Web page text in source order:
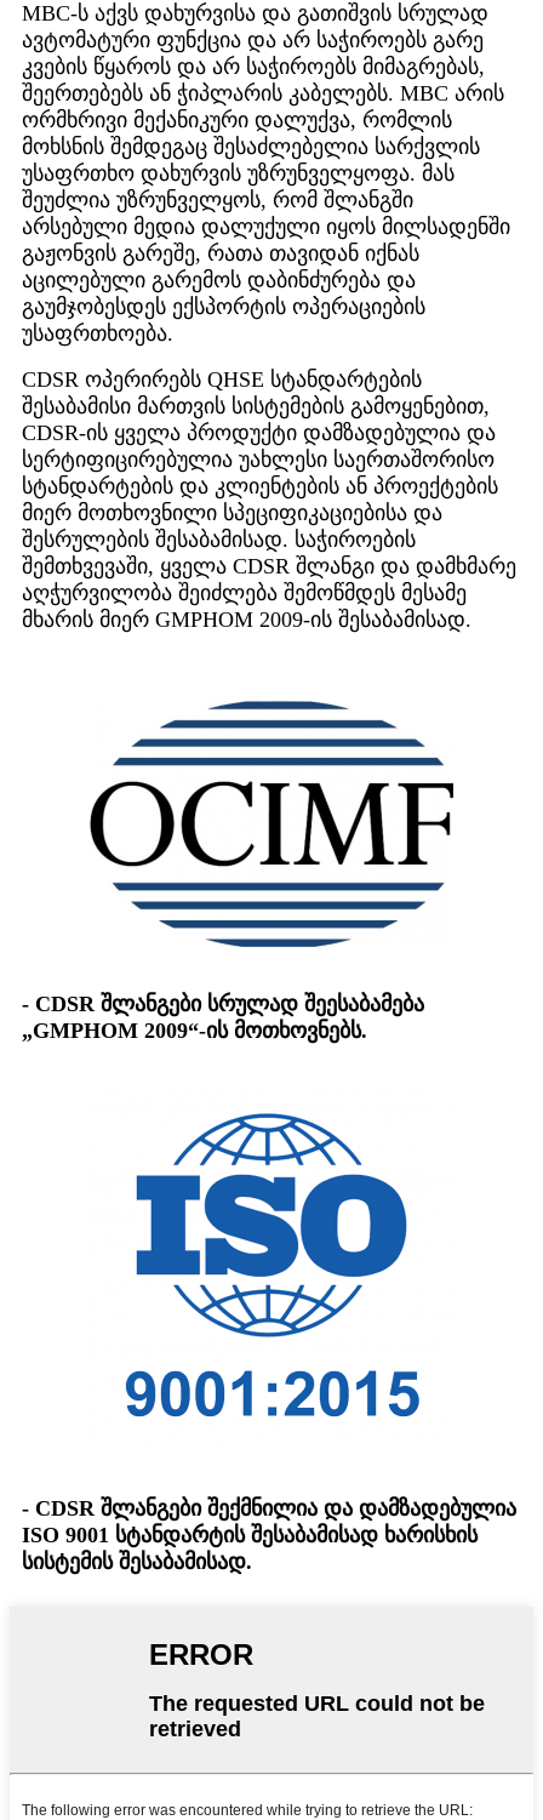
MBC-ს აქვს დახურვისა და გათიშვის სრულად
ავტომატური ფუნქცია და არ საჭიროებს გარე
კვების წყაროს და არ საჭიროებს მიმაგრებას,
შეერთებებს ან ჭიპლარის კაბელებს. MBC არის
ორმხრივი მექანიკური დალუქვა, რომლის
მოხსნის შემდეგაც შესაძლებელია სარქვლის
უსაფრთხო დახურვის უზრუნველყოფა. მას
შეუძლია უზრუნველყოს, რომ შლანგში
არსებული მედია დალუქული იყოს მილსადენში
გაჟონვის გარეშე, რათა თავიდან იქნას
აცილებული გარემოს დაბინძურება და
გაუმჯობესდეს ექსპორტის ოპერაციების
უსაფრთხოება.
CDSR ოპერირებს QHSE სტანდარტების
შესაბამისი მართვის სისტემების გამოყენებით,
CDSR-ის ყველა პროდუქტი დამზადებულია და
სერტიფიცირებულია უახლესი საერთაშორისო
სტანდარტების და კლიენტების ან პროექტების
მიერ მოთხოვნილი სპეციფიკაციებისა და
შესრულების შესაბამისად. საჭიროების
შემთხვევაში, ყველა CDSR შლანგი და დამხმარე
აღჭურვილობა შეიძლება შემოწმდეს მესამე
მხარის მიერ GMPHOM 2009-ის შესაბამისად.
- CDSR შლანგები სრულად შეესაბამება
„GMPHOM 2009“-ის მოთხოვნებს.
- CDSR შლანგები შექმნილია და დამზადებულია
ISO 9001 სტანდარტის შესაბამისად ხარისხის
სისტემის შესაბამისად.